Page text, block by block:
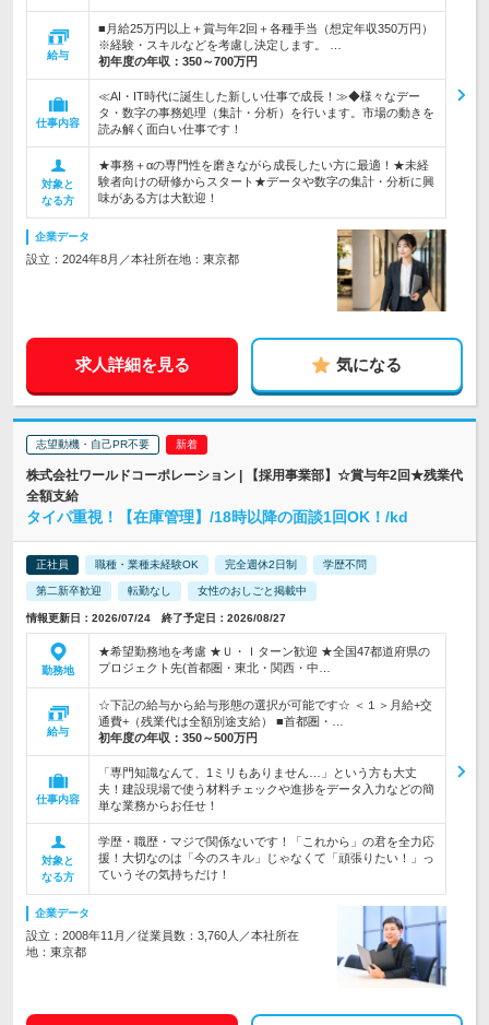
給与
■月給25万円以上＋賞与年2回＋各種手当（想定年収350万円）
※経験・スキルなどを考慮し決定します。 …
初年度の年収： 350～700万円
仕事内容
≪AI・IT時代に誕生した新しい仕事で成長！≫◆様々なデー
タ・数字の事務処理（集計・分析）を行います。市場の動きを
読み解く面白い仕事です！
対象と
なる方
★事務＋αの専門性を磨きながら成長したい方に最適！★未経
験者向けの研修からスタート★データや数字の集計・分析に興
味がある方は大歓迎！
企業データ
設立：2024年8月／本社所在地：東京都
求人詳細を見る 気になる
志望動機・自己PR不要
株式会社ワールドコーポレーション | 【採用事業部】☆賞与年2回★残業代
全額支給
タイパ重視！【在庫管理】/18時以降の面談1回OK！/kd
正社員 職種・業種未経験OK 完全週休2日制 学歴不問
第二新卒歓迎 転勤なし 女性のおしごと掲載中
情報更新日：2026/07/24 終了予定日：2026/08/27
勤務地
★希望勤務地を考慮 ★Ｕ・Ｉターン歓迎 ★全国47都道府県の
プロジェクト先(首都圏・東北・関西・中…
給与
☆下記の給与から給与形態の選択が可能です☆ ＜１＞月給+交
通費+（残業代は全額別途支給） ■首都圏・…
初年度の年収： 350～500万円
仕事内容
「専門知識なんて、1ミリもありません…」という方も大丈
夫！建設現場で使う材料チェックや進捗をデータ入力などの簡
単な業務からお任せ！
対象と
なる方
学歴・職歴・マジで関係ないです！「これから」の君を全力応
援！大切なのは「今のスキル」じゃなくて「頑張りたい！」っ
ていうその気持ちだけ！
企業データ
設立：2008年11月／従業員数：3,760人／本社所在
地：東京都